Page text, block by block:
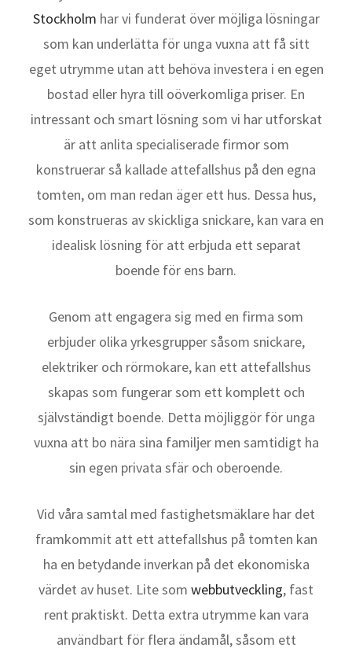
Stockholm har vi funderat över möjliga lösningar
som kan underlätta för unga vuxna att få sitt
eget utrymme utan att behöva investera i en egen
bostad eller hyra till oöverkomliga priser. En
intressant och smart lösning som vi har utforskat
är att anlita specialiserade firmor som
konstruerar så kallade attefallshus på den egna
tomten, om man redan äger ett hus. Dessa hus,
som konstrueras av skickliga snickare, kan vara en
idealisk lösning för att erbjuda ett separat
boende för ens barn.
Genom att engagera sig med en firma som
erbjuder olika yrkesgrupper såsom snickare,
elektriker och rörmokare, kan ett attefallshus
skapas som fungerar som ett komplett och
självständigt boende. Detta möjliggör för unga
vuxna att bo nära sina familjer men samtidigt ha
sin egen privata sfär och oberoende.
Vid våra samtal med fastighetsmäklare har det
framkommit att ett attefallshus på tomten kan
ha en betydande inverkan på det ekonomiska
värdet av huset. Lite som webbutveckling, fast
rent praktiskt. Detta extra utrymme kan vara
användbart för flera ändamål, såsom ett